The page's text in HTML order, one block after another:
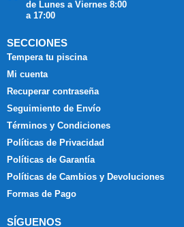
de Lunes a Viernes 8:00
a 17:00
SECCIONES
Tempera tu piscina
Mi cuenta
Recuperar contraseña
Seguimiento de Envío
Términos y Condiciones
Políticas de Privacidad
Políticas de Garantía
Políticas de Cambios y Devoluciones
Formas de Pago
SÍGUENOS